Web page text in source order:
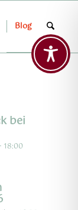
Blog
bei
18:00